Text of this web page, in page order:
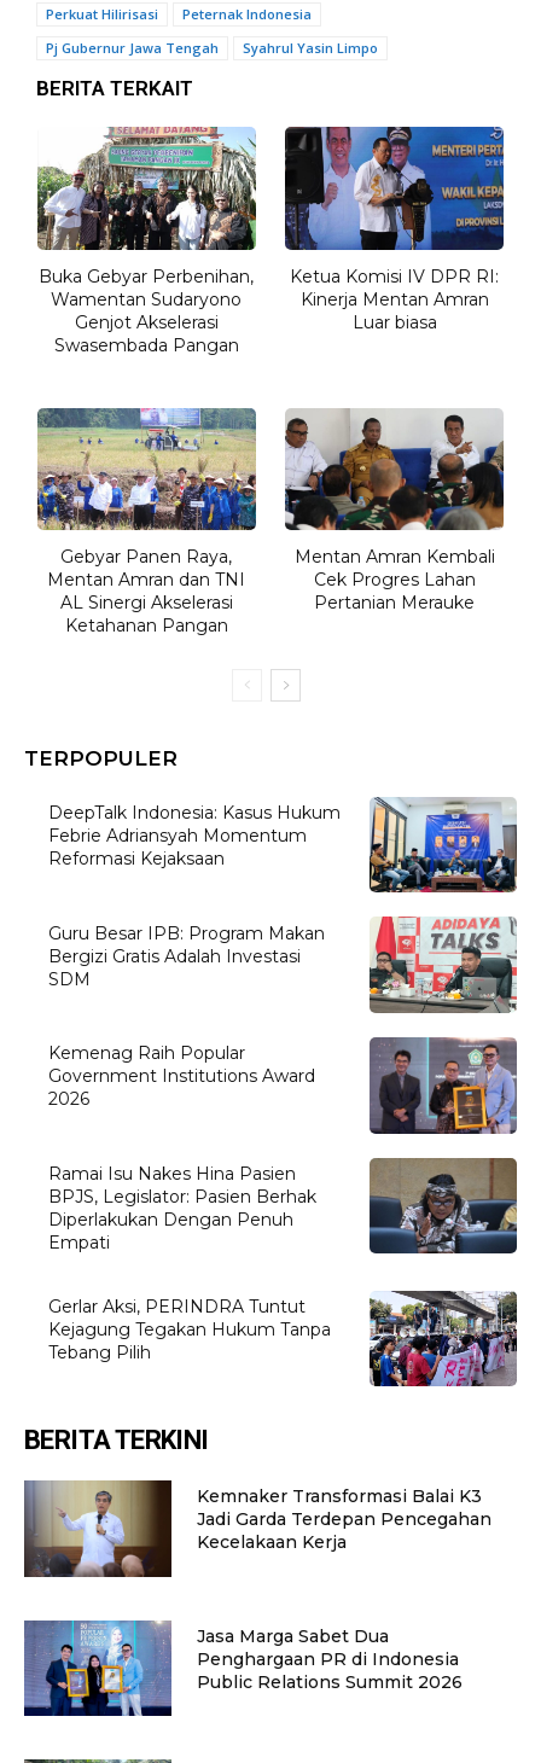
Perkuat Hilirisasi
Peternak Indonesia
Pj Gubernur Jawa Tengah
Syahrul Yasin Limpo
BERITA TERKAIT
Buka Gebyar Perbenihan,
Wamentan Sudaryono
Genjot Akselerasi
Swasembada Pangan
Ketua Komisi IV DPR RI:
Kinerja Mentan Amran
Luar biasa
Gebyar Panen Raya,
Mentan Amran dan TNI
AL Sinergi Akselerasi
Ketahanan Pangan
Mentan Amran Kembali
Cek Progres Lahan
Pertanian Merauke
TERPOPULER
DeepTalk Indonesia: Kasus Hukum
Febrie Adriansyah Momentum
Reformasi Kejaksaan
Guru Besar IPB: Program Makan
Bergizi Gratis Adalah Investasi
SDM
Kemenag Raih Popular
Government Institutions Award
2026
Ramai Isu Nakes Hina Pasien
BPJS, Legislator: Pasien Berhak
Diperlakukan Dengan Penuh
Empati
Gerlar Aksi, PERINDRA Tuntut
Kejagung Tegakan Hukum Tanpa
Tebang Pilih
BERITA TERKINI
Kemnaker Transformasi Balai K3
Jadi Garda Terdepan Pencegahan
Kecelakaan Kerja
Jasa Marga Sabet Dua
Penghargaan PR di Indonesia
Public Relations Summit 2026